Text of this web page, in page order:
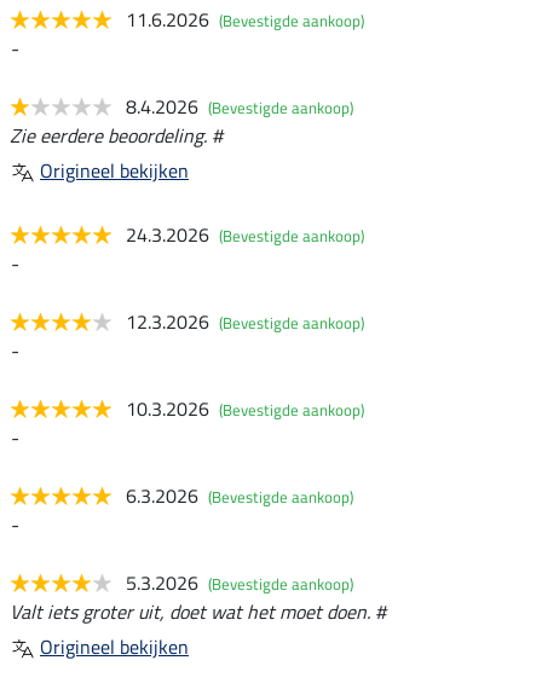
11.6.2026 (Bevestigde aankoop)
-
8.4.2026 (Bevestigde aankoop)
Zie eerdere beoordeling. #
Origineel bekijken
24.3.2026 (Bevestigde aankoop)
-
12.3.2026 (Bevestigde aankoop)
-
10.3.2026 (Bevestigde aankoop)
-
6.3.2026 (Bevestigde aankoop)
-
5.3.2026 (Bevestigde aankoop)
Valt iets groter uit, doet wat het moet doen. #
Origineel bekijken